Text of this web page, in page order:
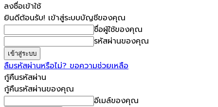
ลงชื่อเข้าใช้
ยินดีต้อนรับ! เข้าสู่ระบบบัญชีของคุณ
ชื่อผู้ใช้ของคุณ
รหัสผ่านของคุณ
ลืมรหัสผ่านหรือไม่? ขอความช่วยเหลือ
กู้คืนรหัสผ่าน
กู้คืนรหัสผ่านของคุณ
อีเมล์ของคุณ